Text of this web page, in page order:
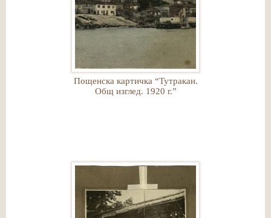
Пощенска картичка “Тутракан.
Общ изглед. 1920 г.”